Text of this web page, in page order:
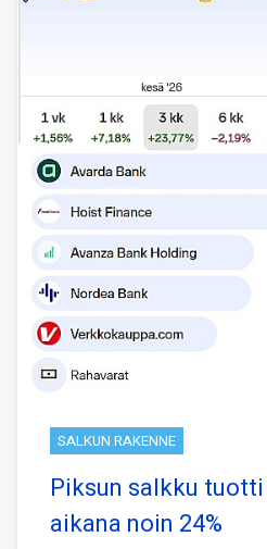
SALKUN RAKENNE
Piksun salkku
aikana noin 24%